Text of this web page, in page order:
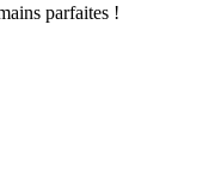
parfaites !